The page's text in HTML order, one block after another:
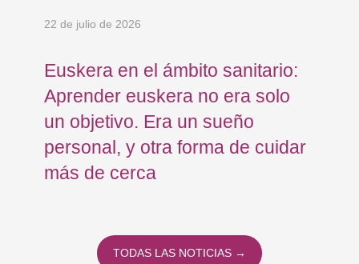
22 de julio de 2026
Euskera en el ámbito sanitario:
Aprender euskera no era solo
un objetivo. Era un sueño
personal, y otra forma de cuidar
más de cerca
TODAS LAS NOTICIAS →